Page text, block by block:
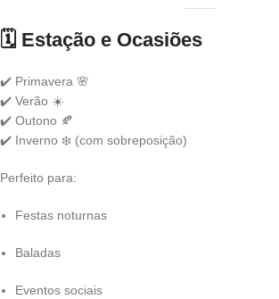
🗓️ Estação e Ocasiões
✔️ Primavera 🌸
✔️ Verão ☀️
✔️ Outono 🍂
✔️ Inverno ❄️ (com sobreposição)
Perfeito para:
Festas noturnas
Baladas
Eventos sociais